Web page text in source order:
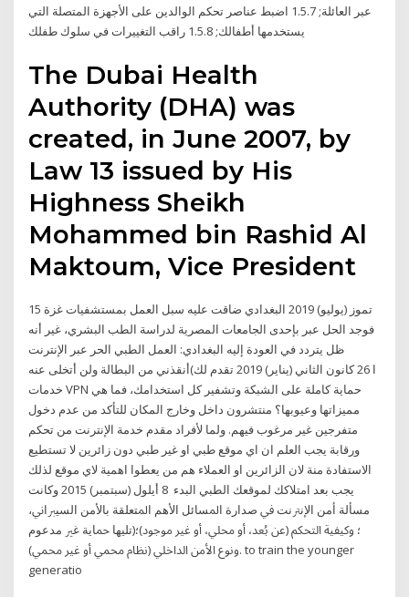
عبر العائلة; 1.5.7 اضبط عناصر تحكم الوالدين على الأجهزة المتصلة التي
يستخدمها أطفالك; 1.5.8 راقب التغييرات في سلوك طفلك
The Dubai Health
Authority (DHA) was
created, in June 2007, by
Law 13 issued by His
Highness Sheikh
Mohammed bin Rashid Al
Maktoum, Vice President
15 تموز (يوليو) 2019 البغدادي ضاقت عليه سبل العمل بمستشفيات غزة
فوجد الحل عبر بإحدى الجامعات المصرية لدراسة الطب البشري، غير أنه
ظل يتردد في العودة إليه البغدادي: العمل الطبي الحر عبر الإنترنت
أنقذني من البطالة ولن أتخلى عنه(ا 26 كانون الثاني (يناير) 2019 تقدم لك
خدمات VPN حماية كاملة على الشبكة وتشفير كل استخدامك، فما هي
مميزاتها وعيوبها؟ منتشرون داخل وخارج المكان للتأكد من عدم دخول
متفرجين غير مرغوب فيهم. ولما لأفراد مقدم خدمة الإنترنت من تحكم
ورقابة يجب العلم ان اي موقع طبي او غير طبي دون زائرين لا تستطيع
الاستفادة منة لان الزائرين او العملاء هم من يعطوا اهمية لاي موقع لذلك
يجب بعد امتلاكك لموقعك الطبي البدء 8 أيلول (سبتمبر) 2015 ﻭﻛﺎﻧﺖ
ﻣﺴﺄﻟﺔ ﺃﻣﻦ ﺍﻹﻧﱰﻧﺖ ﰲ ﺻﺪﺍﺭﺓ ﺍﳌﺴﺎﺋﻞ ﺍﻷﻫﻢ ﺍﳌﺘﻌﻠﻘﺔ ﺑﺎﻷﻣﻦ ﺍﻟﺴﻴﱪﺍﱐ،
ﺗﻠﻴﻬﺎ ﲪﺎﻳﺔ ﻏﲑ ﻣﺪﻋﻮﻡ)؛ ﻭﻛﻴﻔﻴﺔ ﺍﻟﺘﺤﻜﻢ (ﻋﻦ ﺑُﻌﺪ، ﺃﻭ ﳏﻠﻲ، ﺃﻭ ﻏﲑ ﻣﻮﺟﻮﺩ)؛
ﻭﻧﻮﻉ ﺍﻷﻣﻦ ﺍﻟﺪﺍﺧﻠﻲ (ﻧﻈﺎﻡ ﳏﻤﻲ ﺃﻭ ﻏﲑ ﳏﻤﻲ). to train the younger
generatio